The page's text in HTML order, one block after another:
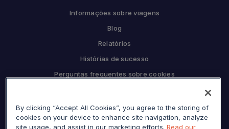
Informações sobre viagens
Blog
Relatórios
Histórias de sucesso
Perguntas frequentes sobre cookies
Por que Sojern
Seja nosso parceiro
By clicking “Accept All Cookies”, you agree to the storing of
cookies on your device to enhance site navigation, analyze
site usage, and assist in our marketing efforts. Read our